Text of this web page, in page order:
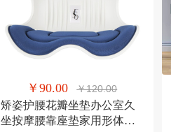
￥90.00 ￥120.00
矫姿护腰花瓣坐垫办公室久
坐按摩腰靠座垫家用形体矫